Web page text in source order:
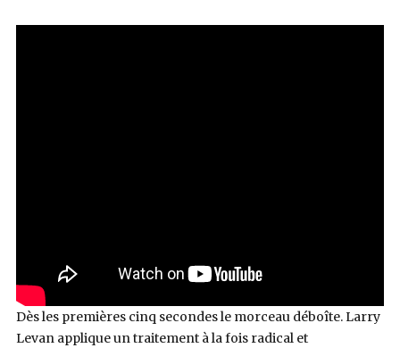
Dès les premières cinq secondes le morceau déboîte. Larry
Levan applique un traitement à la fois radical et